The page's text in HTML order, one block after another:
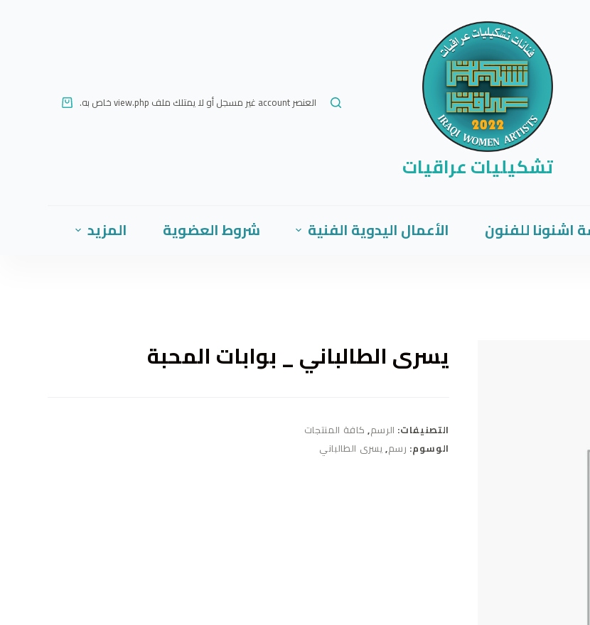
تشكيليات عراقيات
العنصر account غير مسجل أو لا يمتلك ملف view.php خاص به.
للفنون الأعمال اليدوية الفنية شروط العضوية المزيد
يسرى الطالباني _ بوابات المحبة
التصنيفات: الرسم, كافة المنتجات
الوسوم: رسم,يسرى الطالباني